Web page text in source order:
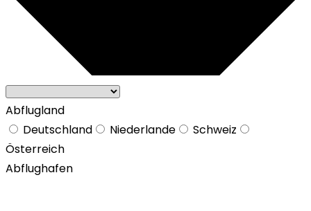
Abflugland
Deutschland
Niederlande
Schweiz
Österreich
Abflughafen